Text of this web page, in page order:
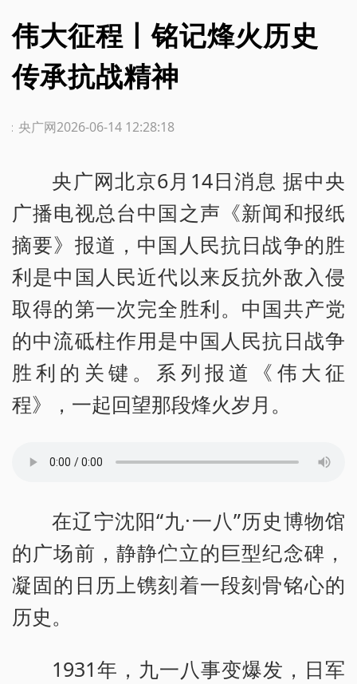
伟大征程丨铭记烽火历史
传承抗战精神
2026-06-14 12:28:18
：央广网
央广网北京6月14日消息 据中央
广播电视总台中国之声《新闻和报纸
摘要》报道，中国人民抗日战争的胜
利是中国人民近代以来反抗外敌入侵
取得的第一次完全胜利。中国共产党
的中流砥柱作用是中国人民抗日战争
胜利的关键。系列报道《伟大征
程》，一起回望那段烽火岁月。
在辽宁沈阳“九·一八”历史博物馆
的广场前，静静伫立的巨型纪念碑，
凝固的日历上镌刻着一段刻骨铭心的
历史。
1931年，九一八事变爆发，日军